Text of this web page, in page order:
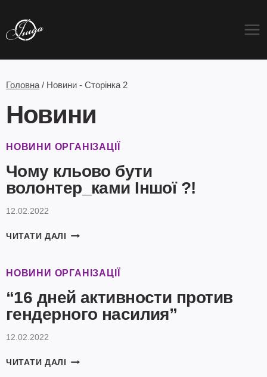
вмісту
Головна / Новини - Сторінка 2
Новини
НОВИНИ ОРГАНІЗАЦІЇ
Чому кльово бути
волонтер_ками Іншої ?!
12.02.2022
ЧИТАТИ ДАЛІ ЧОМУ
ВОЛОНТЕР_КАМИ
?!
НОВИНИ ОРГАНІЗАЦІЇ
“16 дней активности против
гендерного насилия”
12.02.2022
ЧИТАТИ ДАЛІ “16